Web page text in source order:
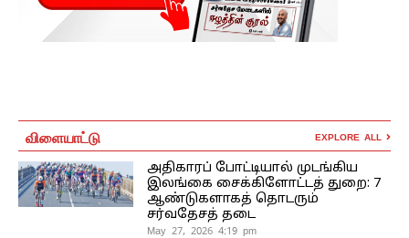
விளையாட்டு EXPLORE ALL
அதிகாரப் போட்டியால் முடங்கிய
இலங்கை சைக்கிளோட்டத் துறை: 7
ஆண்டுகளாகத் தொடரும்
சர்வதேசத் தடை
May 27, 2026 4:19 pm